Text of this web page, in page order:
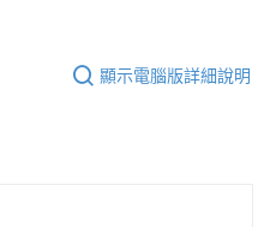
相關疑問，請聯繫「AFTEE先享後付
support/home
「AFTEE先享後付」服務完成之交
網址：
)免運費
顯示電腦版詳細說明